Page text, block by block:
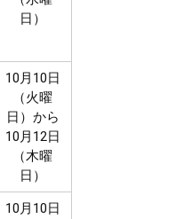
日）
10月10日
（火曜
日）から
10月12日
（木曜
日）
10月10日